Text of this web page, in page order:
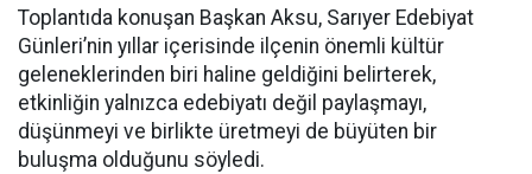
Toplantıda konuşan Başkan Aksu, Sarıyer Edebiyat
Günleri’nin yıllar içerisinde ilçenin önemli kültür
geleneklerinden biri haline geldiğini belirterek,
etkinliğin yalnızca edebiyatı değil paylaşmayı,
düşünmeyi ve birlikte üretmeyi de büyüten bir
buluşma olduğunu söyledi.